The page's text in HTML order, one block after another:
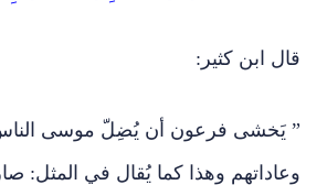
قال ابن كثير:
” يَخشى فرعون أن يُضِلّ موسى
وعاداتهم وهذا كما يُقال في المثل: